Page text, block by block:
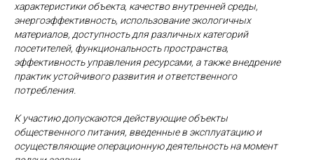
характеристики объекта, качество внутренней среды,
энергоэффективность, использование экологичных
материалов, доступность для различных категорий
посетителей, функциональность пространства,
эффективность управления ресурсами, а также внедрение
практик устойчивого развития и ответственного
потребления.
К участию допускаются действующие объекты
общественного питания, введенные в эксплуатацию и
осуществляющие операционную деятельность на момент